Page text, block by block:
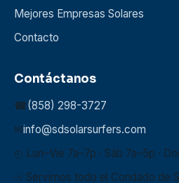
Mejores Empresas Solares
Contacto
Contáctanos
☎(858) 298-3727
✉info@sdsolarsurfers.com
◴ Lun–Vie 7a–7p · Sáb 7a–5p ·
☉ Servimos todo el Condado de